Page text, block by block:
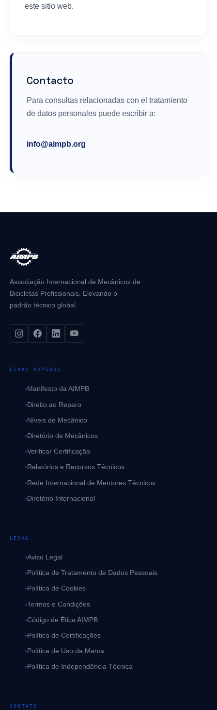
este sitio web.
Contacto
Para consultas relacionadas con el tratamiento
de datos personales puede escribir a:
info@aimpb.org
Associação Internacional de Mecânicos de
Bicicletas Profissionais. Elevando o
padrão técnico global.
LINKS RÁPIDOS
Manifesto da AIMPB
Direito ao Reparo
Níveis de Mecânico
Diretório de Mecânicos
Verificar Certificação
Relatórios e Recursos Técnicos
Rede Internacional de Mentores Técnicos
Diretório Internacional
LEGAL
Aviso Legal
Política de Tratamento de Dados Pessoais
Política de Cookies
Termos e Condições
Código de Ética AIMPB
Política de Certificações
Política de Uso da Marca
Política de Independência Técnica
CONTATO